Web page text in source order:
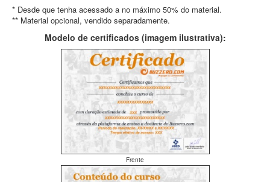
* Desde que tenha acessado a no máximo 50% do material.
** Material opcional, vendido separadamente.
Modelo de certificados (imagem ilustrativa):
Frente